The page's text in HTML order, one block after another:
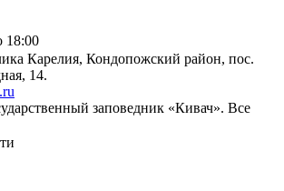
18:00
Карелия, Кондопожский район, пос.
14.
заповедник «Кивач». Все